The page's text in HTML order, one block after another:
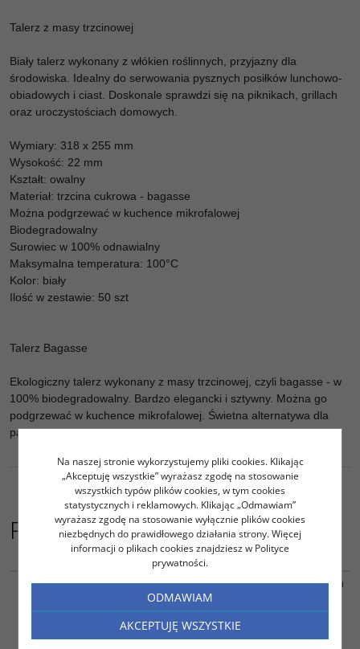
Talerz z masy trzcinowej
Biały talerz wykonany z włókien roślinnych, przyjazny dla
środowiska. Idealny do serwowania pysznych posiłków lunchowo-
obiadowych i ciast. Doskonale sprawdzi się na piknikach, grillach
oraz uroczystościach domowych.
Wymiary: 318 x 255 mm
Wysokość: 22 mm
Kształt: owalny
Materiał: trzcina cukrowa - bagasse
Można podgrzewać w kuchence mikrofalowej
Biodegradowalny
Surowiec w 100% odnawialny
Maksymalna temperatura: 100°C
Kolor: biały
Ilość w zestawie: 50 szt
Talerz Bagasse
Ekologiczny talerz wykonany z masy trzcinowej, czyli bagasse - w
100% biodegradowalny. Bardzo elegancki i sztywny. Można go
podgrzewać w kuchence mikrofalowej. Świetna alternatywa dla
papierowych talerzy jednorazowych.
Podobne do
EKO PÓŁMISEK OWALNY ŚREDNI Z TRZCINY CUKROWEJ 26cm
50szt
13.33PLNnetto
16.40PLNbrutto
Na naszej stronie wykorzystujemy pliki cookies. Klikając
„Akceptuję wszystkie” wyrażasz zgodę na stosowanie
wszystkich typów plików cookies, w tym cookies
statystycznych i reklamowych. Klikając „Odmawiam”
wyrażasz zgodę na stosowanie wyłącznie plików cookies
niezbędnych do prawidłowego działania strony. Więcej
informacji o plikach cookies znajdziesz w Polityce
prywatności.
ODMAWIAM
AKCEPTUJĘ WSZYSTKIE